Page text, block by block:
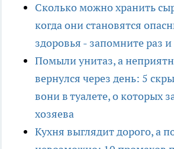
Сколько можно хранить
когда они становятся
здоровья - запомните раз и
Помыли унитаз, а
вернулся через день: 5
вони в туалете, о которых
хозяева
Кухня выглядит дорого, а